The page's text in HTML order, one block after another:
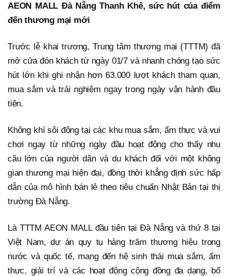
AEON MALL Đà Nẵng Thanh Khê, sức hút của điểm
đến thương mại mới
Trước lễ khai trương, Trung tâm thương mại (TTTM) đã
mở cửa đón khách từ ngày 01/7 và nhanh chóng tạo sức
hút lớn khi ghi nhận hơn 63.000 lượt khách tham quan,
mua sắm và trải nghiệm ngay trong ngày vận hành đầu
tiên.
Không khí sôi động tại các khu mua sắm, ẩm thực và vui
chơi ngay từ những ngày đầu hoạt động cho thấy nhu
cầu lớn của người dân và du khách đối với một không
gian thương mại hiện đại, đồng thời khẳng định sức hấp
dẫn của mô hình bán lẻ theo tiêu chuẩn Nhật Bản tại thị
trường Đà Nẵng.
Là TTTM AEON MALL đầu tiên tại Đà Nẵng và thứ 8 tại
Việt Nam, dự án quy tụ hàng trăm thương hiệu trong
nước và quốc tế, mang đến hệ sinh thái mua sắm, ẩm
thực, giải trí và các hoạt động cộng đồng đa dạng, bổ